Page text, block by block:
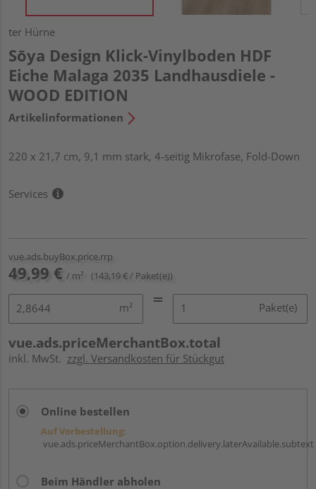
ter Hürne
Sōya Design Klick-Vinylboden HDF
Eiche Malaga 2035 Landhausdiele -
WOOD EDITION
Artikelinformationen
220 x 21,7 cm, 9,1 mm stark, 4-seitig Mikrofase, Fold-Down
Services
vue.ads.buyBox.price.rrp
49,99 € / m² (143,19 € / Paket(e))
m² Paket(e)
vue.ads.priceMerchantBox.total
inkl. MwSt. zzgl. Versandkosten für Stückgut
Online bestellen
Auf Vorbestellung:
vue.ads.priceMerchantBox.option.delivery.laterAvailable.subtext
Beim Händler abholen